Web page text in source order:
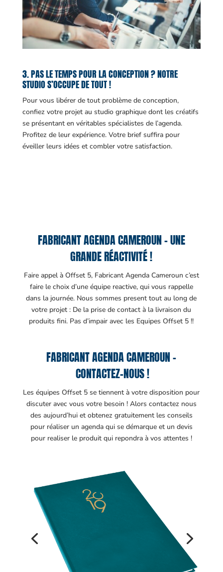
3. PAS LE TEMPS POUR LA CONCEPTION ? NOTRE
STUDIO S’OCCUPE DE TOUT !
Pour vous libérer de tout problème de conception,
confiez votre projet au studio graphique dont les créatifs
se présentant en véritables spécialistes de l’agenda.
Profitez de leur expérience. Votre brief suffira pour
éveiller leurs idées et combler votre satisfaction.
FABRICANT AGENDA CAMEROUN – UNE
GRANDE RÉACTIVITÉ !
Faire appel à Offset 5, Fabricant Agenda Cameroun c’est
faire le choix d’une équipe reactive, qui vous rappelle
dans la journée. Nous sommes present tout au long de
votre projet : De la prise de contact à la livraison du
produits fini. Pas d’impair avec les Equipes Offset 5 !!
FABRICANT AGENDA CAMEROUN –
CONTACTEZ-NOUS !
Les équipes Offset 5 se tiennent à votre disposition pour
discuter avec vous votre besoin ! Alors contactez nous
des aujourd’hui et obtenez gratuitement les conseils
pour réaliser un agenda qui se démarque et un devis
pour realiser le produit qui repondra à vos attentes !